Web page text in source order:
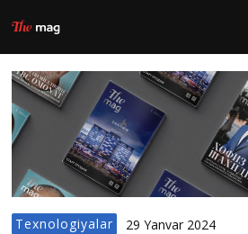
Texnologiyalar 29 Yanvar 2024